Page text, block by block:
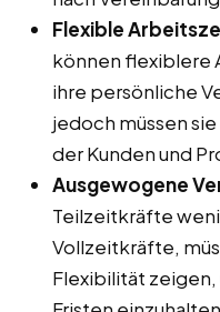
Flexible
können flexiblere
ihre persönliche
jedoch müssen
der Kunden und
Ausgewogene
Teilzeitkräfte
Vollzeitkräfte,
Flexibilität